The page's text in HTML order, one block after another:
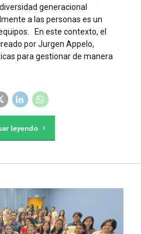
generacional
a las personas es un
En este contexto, el
por Jurgen Appelo,
para gestionar de manera
leyendo